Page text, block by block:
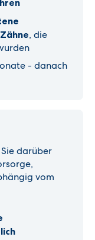
, die
- danach
darüber
vom